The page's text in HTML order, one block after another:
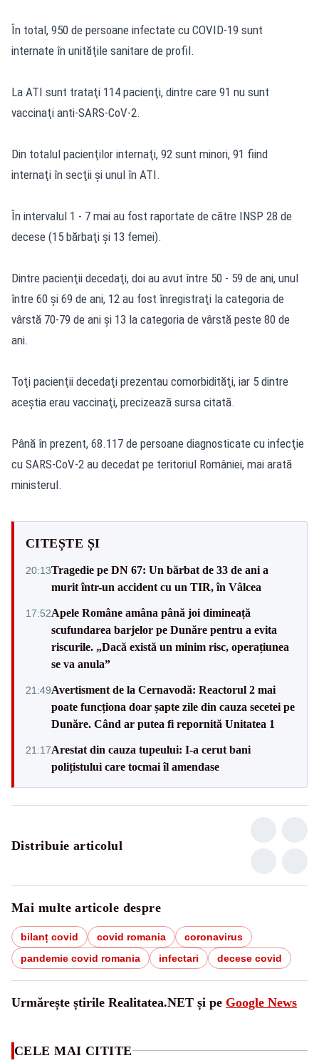
În total, 950 de persoane infectate cu COVID-19 sunt
internate în unităţile sanitare de profil.
La ATI sunt trataţi 114 pacienţi, dintre care 91 nu sunt
vaccinaţi anti-SARS-CoV-2.
Din totalul pacienţilor internaţi, 92 sunt minori, 91 fiind
internaţi în secţii şi unul în ATI.
În intervalul 1 - 7 mai au fost raportate de către INSP 28 de
decese (15 bărbaţi şi 13 femei).
Dintre pacienţii decedaţi, doi au avut între 50 - 59 de ani, unul
între 60 şi 69 de ani, 12 au fost înregistraţi la categoria de
vârstă 70-79 de ani şi 13 la categoria de vârstă peste 80 de
ani.
Toţi pacienţii decedaţi prezentau comorbidităţi, iar 5 dintre
aceştia erau vaccinaţi, precizează sursa citată.
Până în prezent, 68.117 de persoane diagnosticate cu infecţie
cu SARS-CoV-2 au decedat pe teritoriul României, mai arată
ministerul.
CITEȘTE ȘI
20:13Tragedie pe DN 67: Un bărbat de 33 de ani a
murit într-un accident cu un TIR, în Vâlcea
17:52Apele Române amâna până joi dimineață
scufundarea barjelor pe Dunăre pentru a evita
riscurile. „Dacă există un minim risc, operațiunea
se va anula”
21:49Avertisment de la Cernavodă: Reactorul 2 mai
poate funcționa doar șapte zile din cauza secetei pe
Dunăre. Când ar putea fi repornită Unitatea 1
21:17Arestat din cauza tupeului: I-a cerut bani
polițistului care tocmai îl amendase
Distribuie articolul
Mai multe articole despre
bilanț covid covid romania
coronavirus
pandemie covid romania
infectari decese covid
Urmărește știrile Realitatea.NET și pe Google News
CELE MAI CITITE